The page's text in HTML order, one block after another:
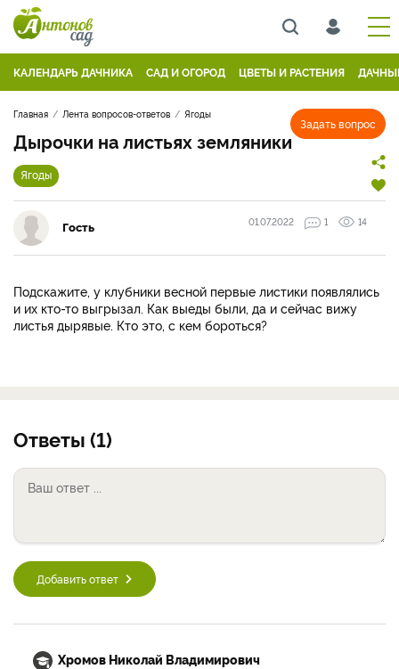
КАЛЕНДАРЬ ДАЧНИКА САД И ОГОРОД ЦВЕТЫ И РАСТЕНИЯ
Задать вопрос
Главная Лента вопросов-ответов Ягоды
Дырочки на листьях земляники
Ягоды
Гость 01.07.2022 1 14
Подскажите, у клубники весной первые листики появлялись
и их кто-то выгрызал. Как выеды были, да и сейчас вижу
листья дырявые. Кто это, с кем бороться?
Ответы (1)
Добавить ответ
Хромов Николай Владимирович